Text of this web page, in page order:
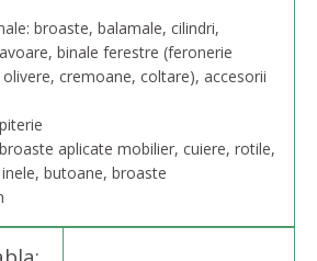
broaste, balamale, cilindri,
binale ferestre (feronerie
cremoane, coltare), accesorii
aplicate mobilier, cuiere, rotile,
butoane, broaste